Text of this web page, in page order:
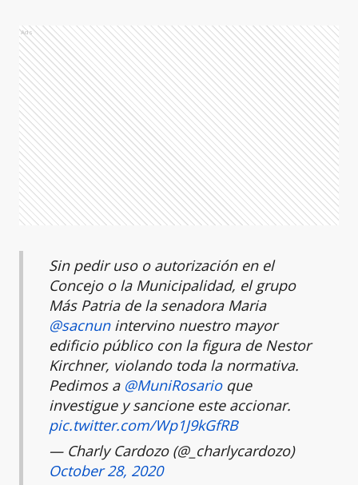
Ads
Sin pedir uso o autorización en el
Concejo o la Municipalidad, el grupo
Más Patria de la senadora Maria
@sacnunintervino nuestro mayor
edificio público con la figura de Nestor
Kirchner, violando toda la normativa.
Pedimos a @MuniRosarioque
investigue y sancione este accionar.
pic.twitter.com/Wp1J9kGfRB
— Charly Cardozo (@_charlycardozo)
October 28, 2020